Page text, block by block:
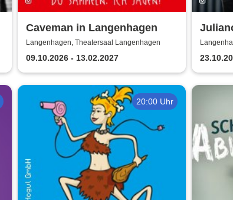
Caveman in Langenhagen
Langenhagen, Theatersaal Langenhagen
09.10.2026 - 13.02.2027
20:00 Uhr